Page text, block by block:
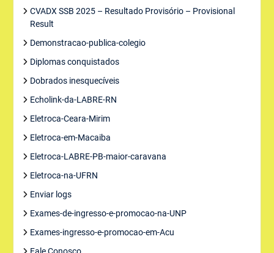
CVADX SSB 2025 – Resultado Provisório – Provisional
Result
Demonstracao-publica-colegio
Diplomas conquistados
Dobrados inesquecíveis
Echolink-da-LABRE-RN
Eletroca-Ceara-Mirim
Eletroca-em-Macaiba
Eletroca-LABRE-PB-maior-caravana
Eletroca-na-UFRN
Enviar logs
Exames-de-ingresso-e-promocao-na-UNP
Exames-ingresso-e-promocao-em-Acu